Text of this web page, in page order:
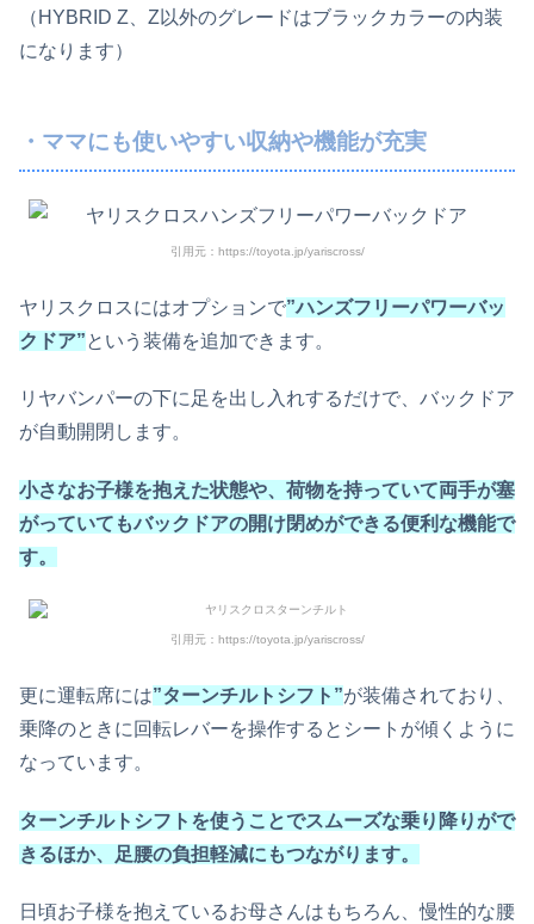
（HYBRID Z、Z以外のグレードはブラックカラーの内装
になります）
・ママにも使いやすい収納や機能が充実
引用元：https://toyota.jp/yariscross/
ヤリスクロスにはオプションで”ハンズフリーパワーバッ
クドア”という装備を追加できます。
リヤバンパーの下に足を出し入れするだけで、バックドア
が自動開閉します。
小さなお子様を抱えた状態や、荷物を持っていて両手が塞
がっていてもバックドアの開け閉めができる便利な機能で
す。
引用元：https://toyota.jp/yariscross/
更に運転席には”ターンチルトシフト”が装備されており、
乗降のときに回転レバーを操作するとシートが傾くように
なっています。
ターンチルトシフトを使うことでスムーズな乗り降りがで
きるほか、足腰の負担軽減にもつながります。
日頃お子様を抱えているお母さんはもちろん、慢性的な腰